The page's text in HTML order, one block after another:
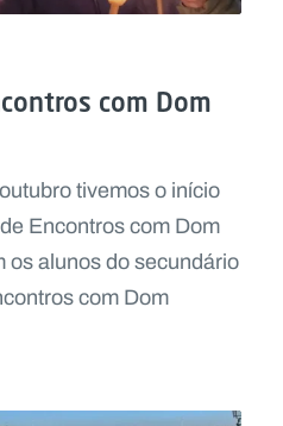
com Dom
tivemos o início
Encontros com Dom
os alunos do secundário
com Dom